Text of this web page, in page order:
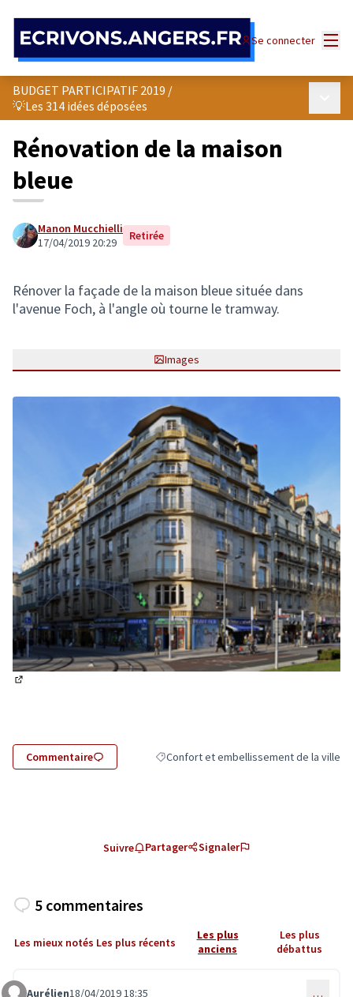
Se connecter
BUDGET PARTICIPATIF 2019 /
💡Les 314 idées déposées
Rénovation de la maison
bleue
Manon Mucchielli
17/04/2019 20:29
Retirée
Rénover la façade de la maison bleue située dans
l'avenue Foch, à l'angle où tourne le tramway.
Images
Commentaire Filtrer les résultats de la catégorie :
Confort et embellissement de la ville
Suivre Partager Signaler
5 commentaires
Les mieux notés Les plus récents
Les plus
anciens
Les plus
débattus
Aurélien18/04/2019 18:35 …